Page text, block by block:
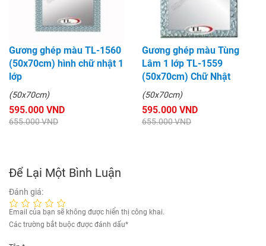
Gương ghép màu TL-1560
(50x70cm) hình chữ nhật 1
lớp
(50x70cm)
595.000 VND
655.000 VND
Gương ghép màu Tùng
Lâm 1 lớp TL-1559
(50x70cm) Chữ Nhật
(50x70cm)
595.000 VND
655.000 VND
Để Lại Một Bình Luận
Đánh giá:
Email của bạn sẽ không được hiển thị công khai.
Các trường bắt buộc được đánh dấu*